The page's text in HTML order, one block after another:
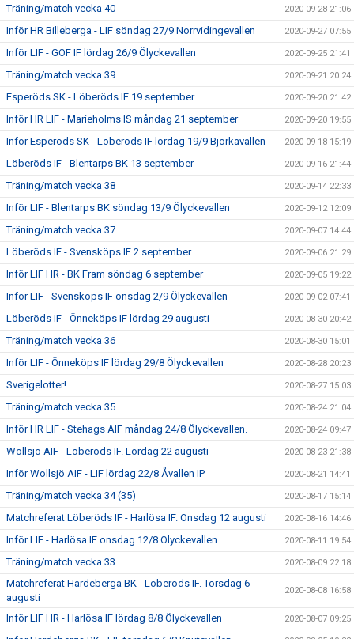
Träning/match vecka 40 2020-09-28 21:06
Inför HR Billeberga - LIF söndag 27/9 Norrvidingevallen 2020-09-27 07:55
Inför LIF - GOF IF lördag 26/9 Ölyckevallen 2020-09-25 21:41
Träning/match vecka 39 2020-09-21 20:24
Esperöds SK - Löberöds IF 19 september 2020-09-20 21:42
Inför HR LIF - Marieholms IS måndag 21 september 2020-09-20 19:55
Inför Esperöds SK - Löberöds IF lördag 19/9 Björkavallen 2020-09-18 15:19
Löberöds IF - Blentarps BK 13 september 2020-09-16 21:44
Träning/match vecka 38 2020-09-14 22:33
Inför LIF - Blentarps BK söndag 13/9 Ölyckevallen 2020-09-12 12:09
Träning/match vecka 37 2020-09-07 14:44
Löberöds IF - Svensköps IF 2 september 2020-09-06 21:29
Inför LIF HR - BK Fram söndag 6 september 2020-09-05 19:22
Inför LIF - Svensköps IF onsdag 2/9 Ölyckevallen 2020-09-02 07:41
Löberöds IF - Önneköps IF lördag 29 augusti 2020-08-30 20:42
Träning/match vecka 36 2020-08-30 15:01
Inför LIF - Önneköps IF lördag 29/8 Ölyckevallen 2020-08-28 20:23
Sverigelotter! 2020-08-27 15:03
Träning/match vecka 35 2020-08-24 21:04
Inför HR LIF - Stehags AIF måndag 24/8 Ölyckevallen. 2020-08-24 09:47
Wollsjö AIF - Löberöds IF. Lördag 22 augusti 2020-08-23 21:38
Inför Wollsjö AIF - LIF lördag 22/8 Åvallen IP 2020-08-21 14:41
Träning/match vecka 34 (35) 2020-08-17 15:14
Matchreferat Löberöds IF - Harlösa IF. Onsdag 12 augusti 2020-08-16 14:46
Inför LIF - Harlösa IF onsdag 12/8 Ölyckevallen 2020-08-11 19:54
Träning/match vecka 33 2020-08-09 22:18
Matchreferat Hardeberga BK - Löberöds IF. Torsdag 6
augusti
2020-08-08 16:58
Inför LIF HR - Harlösa IF lördag 8/8 Ölyckevallen 2020-08-07 09:25